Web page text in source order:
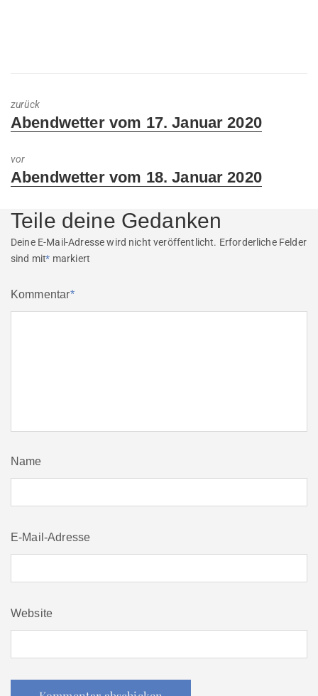
zurück
Previous
Abendwetter vom 17. Januar 2020
vor
Next
Abendwetter vom 18. Januar 2020
Teile deine Gedanken
Deine E-Mail-Adresse wird nicht veröffentlicht. Erforderliche Felder
sind mit* markiert
Kommentar*
Name
E-Mail-Adresse
Website